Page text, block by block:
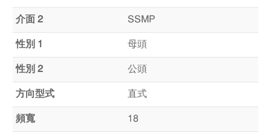
介面 2 SSMP
性別 1 母頭
性別 2 公頭
方向型式 直式
頻寬 18